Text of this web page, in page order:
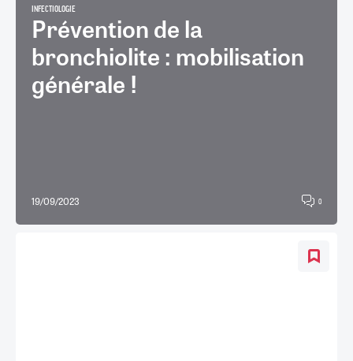
INFECTIOLOGIE
Prévention de la
bronchiolite : mobilisation
générale !
19/09/2023 0